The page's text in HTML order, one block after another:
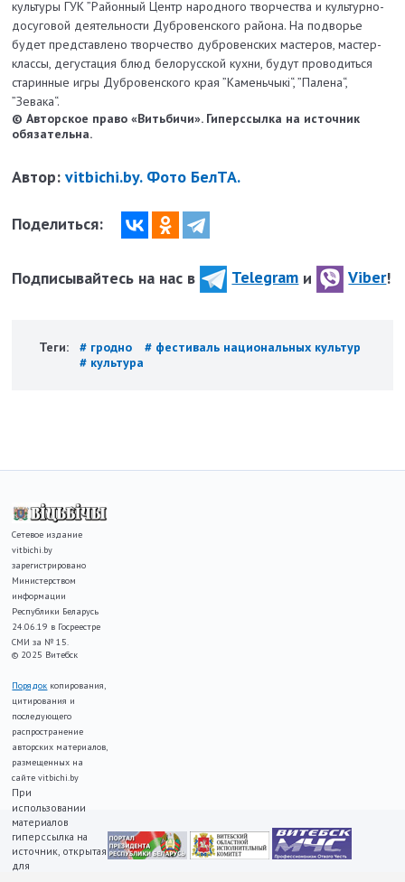
культуры ГУК ”Районный Центр народного творчества и культурно-
досуговой деятельности Дубровенского района. На подворье
будет представлено творчество дубровенских мастеров, мастер-
классы, дегустация блюд белорусской кухни, будут проводиться
старинные игры Дубровенского края ”Каменьчыкі“, ”Палена“,
”Зевака“.
© Авторское право «Витьбичи». Гиперссылка на источник
обязательна.
Автор:vitbichi.by. Фото БелТА.
Поделиться:
Подписывайтесь на нас в Telegram и Viber!
Теги: # гродно
# фестиваль национальных культур
# культура
Сетевое издание
vitbichi.by
зарегистрировано
Министерством
информации
Республики Беларусь
24.06.19 в Госреестре
СМИ за № 15.
© 2025 Витебск
Порядок копирования,
цитирования и
последующего
распространение
авторских материалов,
размещенных на
сайте vitbichi.by
При
использовании
материалов
гиперссылка на
источник, открытая
для